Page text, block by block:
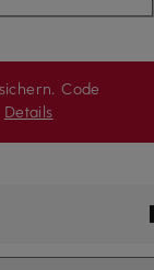
Code
Details